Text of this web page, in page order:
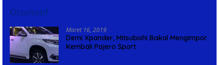
Otomotif
Maret 16, 2019
Demi Xpander, Mitsubishi Bakal Mengimpor
Kembali Pajero Sport